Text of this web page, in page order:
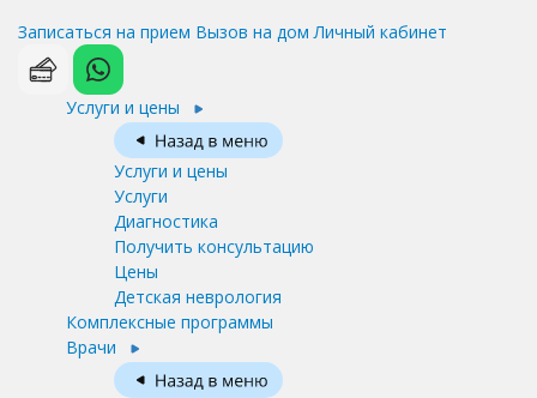
Записаться на прием Вызов на дом Личный кабинет
Услуги и цены
Услуги и цены
Услуги
Диагностика
Получить консультацию
Цены
Детская неврология
Комплексные программы
Врачи